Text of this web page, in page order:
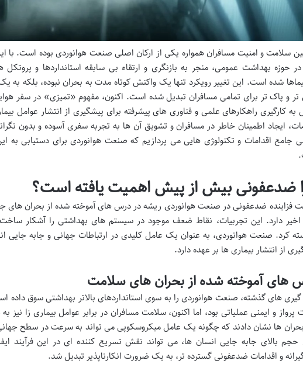
سلامت و امنیت مسافران همواره یکی از ارکان اصلی صنعت هوانوردی بوده است. با
در حوزه بهداشت عمومی، منجر به بازنگری و ارتقاء بی سابقه استانداردها و
شده است. این تغییر رویکرد تنها یک واکنش کوتاه مدت به بحران نبوده، بلکه به
تر و پاک تر برای تمامی مسافران تبدیل شده است. اکنون، مفهوم «تمیزی» در سفر
به کارگیری راهکارهای علمی و فناوری های پیشرفته برای پیشگیری از انتشار عوامل
ایجاد اطمینان خاطر در مسافران و تشویق آن ها به تجربه سفری آسوده و بدون
جامع اقدامات و تکنولوژی هایی می پردازیم که صنعت هوانوردی برای دستیابی به
ضدعفونی بیش از پیش اهمیت یافته است؟
فزاینده ضدعفونی در صنعت هوانوردی ریشه در درس های آموخته شده از بحران های
دارد. این تجربیات، نقاط ضعف موجود در سیستم های بهداشتی را آشکار ساخت
کرد. صنعت هوانوردی، به عنوان یک عامل کلیدی در ارتباطات جهانی و جابه جایی
از انتشار بیماری ها بر عهده دارد.
های آموخته شده از بحران های سلامت
های گذشته، صنعت هوانوردی را به سوی استانداردهای بالاتر بهداشتی سوق داده
پرواز و ایمنی عملیاتی بود، اما اکنون، سلامت مسافران در برابر عوامل بیماری زا نیز
ها نشان دادند که چگونه یک عامل میکروسکوپی می تواند به سرعت در سطح
حجم بالای جابه جایی انسان ها، می تواند نقش تسریع کننده ای در این فرآیند ایفا
و اقدامات ضدعفونی گسترده تر، به یک ضرورت انکارناپذیر تبدیل شد.